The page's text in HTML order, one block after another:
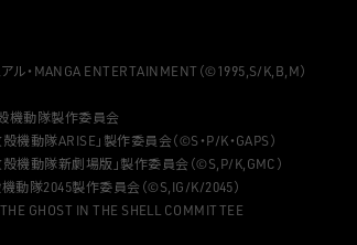
・MANGA ENTERTAINMENT（©1995,S/K,B,M）
機動隊製作委員会
動隊ARISE」製作委員会（©S・P/K・GAPS）
機動隊新劇場版」製作委員会（©S,P/K,GMC）
動隊2045製作委員会（©S,IG/K/2045）
GHOST IN THE SHELL COMMITTEE